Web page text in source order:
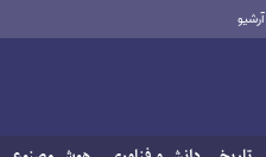
آرشیو